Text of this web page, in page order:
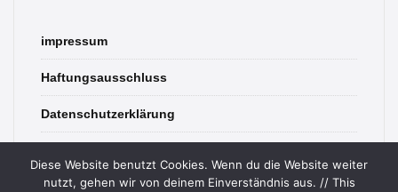
impressum
Haftungsausschluss
Datenschutzerklärung
Diese Website benutzt Cookies. Wenn du die Website weiter
nutzt, gehen wir von deinem Einverständnis aus. // This